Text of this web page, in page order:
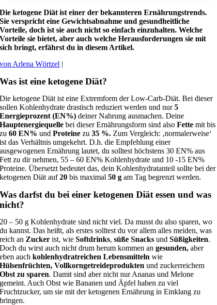
Die ketogene Diät ist einer der bekannteren Ernährungstrends.
Sie verspricht eine Gewichtsabnahme und gesundheitliche
Vorteile, doch ist sie auch nicht so einfach einzuhalten. Welche
Vorteile sie bietet, aber auch welche Herausforderungen sie mit
sich bringt, erfährst du in diesem Artikel.
von Arlena Wörtzel |
Was ist eine ketogene Diät?
Die ketogene Diät ist eine Extremform der Low-Carb-Diät. Bei dieser
sollen Kohlenhydrate drastisch reduziert werden und nur5
Energieprozent (EN%) deiner Nahrung ausmachen. Deine
Hauptenergiequelle bei dieser Ernährungsform sind alsoFette mit bis
zu60 EN% undProteine zu35 %. Zum Vergleich: ‚normalerweise‘
ist das Verhältnis umgekehrt. D.h. die Empfehlung einer
ausgewogenen Ernährung lautet, du solltest höchstens 30 EN% aus
Fett zu dir nehmen, 55 – 60 EN% Kohlenhydrate und 10 -15 EN%
Proteine. Übersetzt bedeutet das, dein Kohlenhydratanteil sollte bei der
ketogenen Diät auf20 bis maximal50 g am Tag begrenzt werden.
Was darfst du bei einer ketogenen Diät essen und was
nicht?
20 – 50 g Kohlenhydrate sind nicht viel. Da musst du also sparen, wo
du kannst. Das heißt, als erstes solltest du vor allem alles meiden, was
reich an Zuckerist, wieSoftdrinks,süße SnacksundSüßigkeiten.
Doch du wirst auch nicht drum herum kommen angesunden, aber
eben auchkohlenhydratreichen Lebensmitteln wie
Hülsenfrüchten, Vollkorngetreideprodukten und zuckerreichem
Obst zu sparen. Damit sind aber nicht nur Ananas und Melone
gemeint. Auch Obst wie Bananen und Äpfel haben zu viel
Fruchtzucker, um sie mit der ketogenen Ernährung in Einklang zu
bringen.